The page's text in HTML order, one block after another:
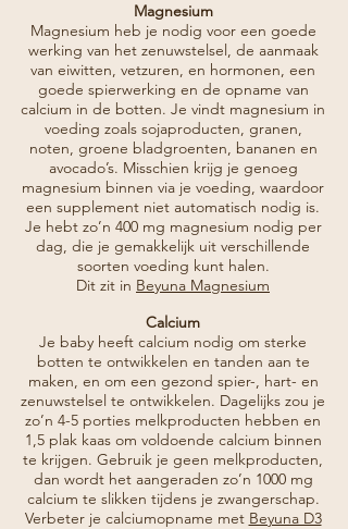
Magnesium
Magnesium heb je nodig voor een goede
werking van het zenuwstelsel, de aanmaak
van eiwitten, vetzuren, en hormonen, een
goede spierwerking en de opname van
calcium in de botten. Je vindt magnesium in
voeding zoals sojaproducten, granen,
noten, groene bladgroenten, bananen en
avocado’s. Misschien krijg je genoeg
magnesium binnen via je voeding, waardoor
een supplement niet automatisch nodig is.
Je hebt zo’n 400 mg magnesium nodig per
dag, die je gemakkelijk uit verschillende
soorten voeding kunt halen.
Dit zit in Beyuna Magnesium
Calcium
Je baby heeft calcium nodig om sterke
botten te ontwikkelen en tanden aan te
maken, en om een gezond spier-, hart- en
zenuwstelsel te ontwikkelen. Dagelijks zou je
zo’n 4-5 porties melkproducten hebben en
1,5 plak kaas om voldoende calcium binnen
te krijgen. Gebruik je geen melkproducten,
dan wordt het aangeraden zo’n 1000 mg
calcium te slikken tijdens je zwangerschap.
Verbeter je calciumopname met Beyuna D3